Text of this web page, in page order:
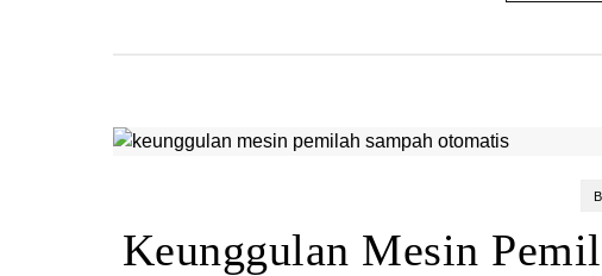
Keunggulan Mesin